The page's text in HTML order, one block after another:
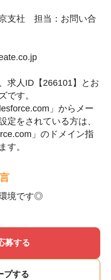
支社 担当：お問い合
求人ID【266101】とお
です。
」からメー
定をされている方は、
」のドメイン指
す。
境です◎
募する
プする